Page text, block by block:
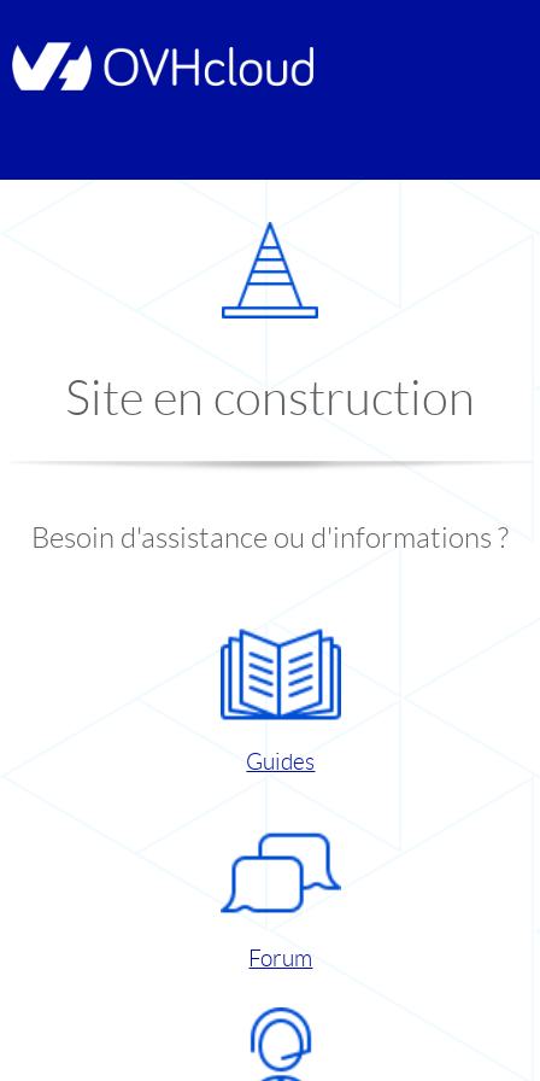
Site en construction
Besoin d'assistance ou d'informations ?
Guides
Forum